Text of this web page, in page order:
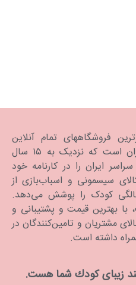
فروشگاههای تمام آنلاین
سیسمونی و اسباب‌بازی در ایران است که نزدیک به ۱۵ سال
ایران را در کارنامه خود
سیسمونی و اسباب‌بازی از
بارداری تا بالاتر از 5 سالگی کودک را پوشش می‌دهد.
با بهترین قیمت و پشتیبانی و
مشتریان و تامین‌کنندگان در
داشته است.
زیبای كودك شما هست.